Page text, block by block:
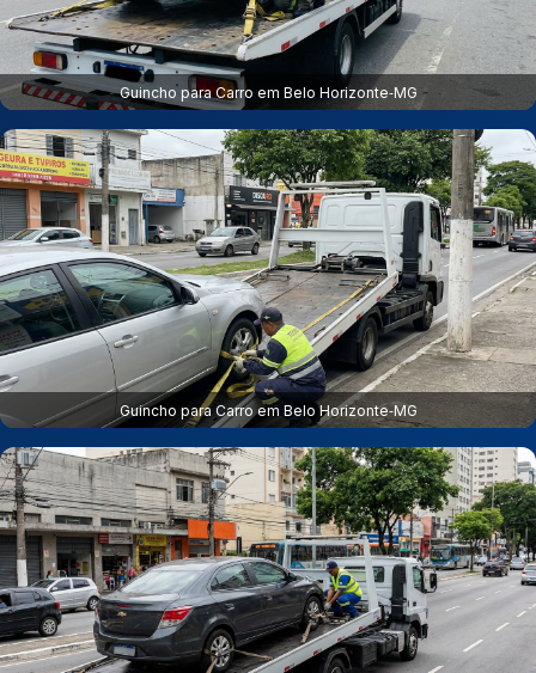
Guincho para Carro em Belo Horizonte‑MG
Guincho para Carro em Belo Horizonte‑MG